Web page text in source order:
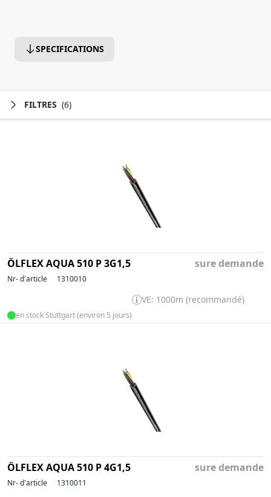
SPECIFICATIONS
FILTRES (6)
ÖLFLEX AQUA 510 P 3G1,5 sure demande
Nr- d'article 1310010
VE: 1000m (recommandé)
en stock Stuttgart (environ 5 jours)
ÖLFLEX AQUA 510 P 4G1,5 sure demande
Nr- d'article 1310011